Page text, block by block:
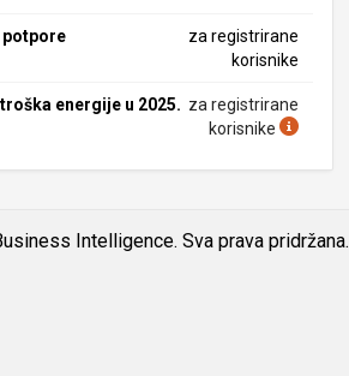
potpore
za registrirane
korisnike
energije u 2025. za registrirane
korisnike
Intelligence. Sva prava pridržana.